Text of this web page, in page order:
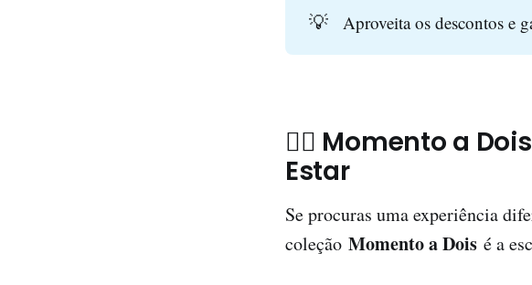
💡 Aproveita os descontos e
💆‍♀️ Momento a
Estar
Se procuras uma experiência
coleção Momento a Dois é a